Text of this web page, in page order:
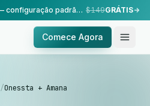
Configuração feita para você — configuração padrão, realizada pela nossa equipe. $149GRÁTIS
Comece Agora
/Onessta + Amana